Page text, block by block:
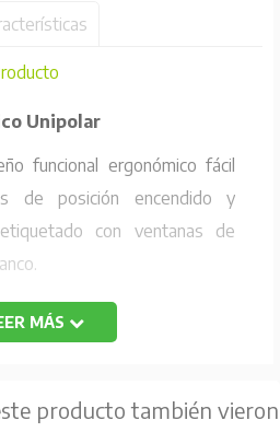
Unipolar
funcional ergonómico fácil
de posición encendido y
con ventanas de
MÁS
producto también vieron